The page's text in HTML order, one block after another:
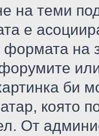
на теми
е
формата на
би
която
От